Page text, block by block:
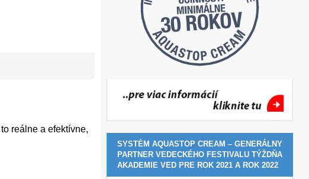
reálne a efektívne,
SYSTÉM AQUASTOP CREAM – GENERÁLNY
PARTNER VEDECKÉHO FESTIVALU TÝŽDŇA
AKADEMIE VED PRE ROK 2021 A ROK 2022